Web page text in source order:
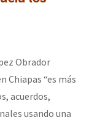
lutas pela
Obrador
Chiapas “es más
acuerdos,
usando una